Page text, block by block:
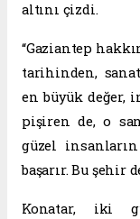
altını çizdi.
“Gaziantep
tarihinden,
en büyük değer,
pişiren de, o
güzel
başarır. Bu şehir
Konatar, iki